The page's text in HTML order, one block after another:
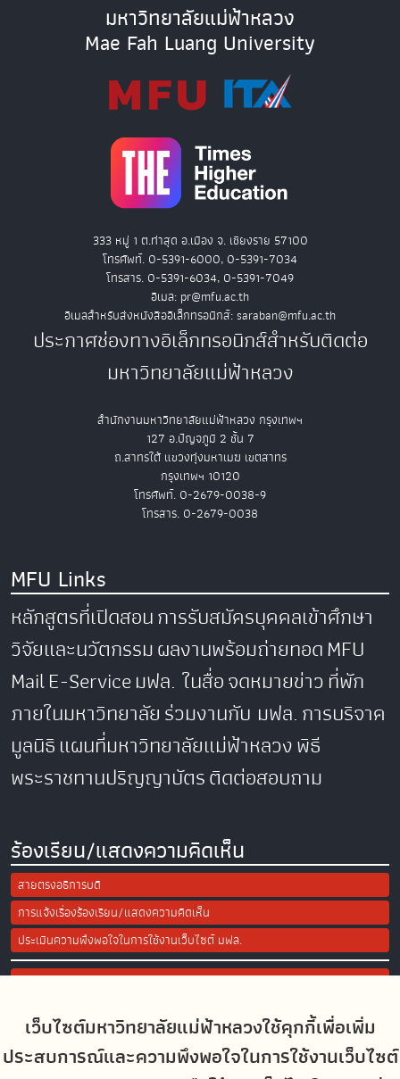
เว็บไซต์มหาวิทยาลัยแม่ฟ้าหลวงใช้คุกกี้เพื่อเพิ่ม
ประสบการณ์และความพึงพอใจในการใช้งานเว็บไซต์
มหาวิทยาลัยแม่ฟ้าหลวง
Mae Fah Luang University
333 หมู่ 1 ต.ท่าสุด อ.เมือง จ. เชียงราย 57100
โทรศัพท์. 0-5391-6000, 0-5391-7034
โทรสาร. 0-5391-6034, 0-5391-7049
อีเมล: pr@mfu.ac.th
อีเมลสำหรับส่งหนังสืออิเล็กทรอนิกส์: saraban@mfu.ac.th
ประกาศช่องทางอิเล็กทรอนิกส์สำหรับติดต่อ
มหาวิทยาลัยแม่ฟ้าหลวง
สำนักงานมหาวิทยาลัยแม่ฟ้าหลวง กรุงเทพฯ
127 อ.ปัญจภูมิ 2 ชั้น 7
ถ.สาทรใต้ แขวงทุ่งมหาเมฆ เขตสาทร
กรุงเทพฯ 10120
โทรศัพท์. 0-2679-0038-9
โทรสาร. 0-2679-0038
MFU Links
หลักสูตรที่เปิดสอนการรับสมัครบุคคลเข้าศึกษา
วิจัยและนวัตกรรมผลงานพร้อมถ่ายทอดMFU
MailE-Serviceมฟล. ในสื่อจดหมายข่าวที่พัก
ภายในมหาวิทยาลัยร่วมงานกับ มฟล.การบริจาค
มูลนิธิแผนที่มหาวิทยาลัยแม่ฟ้าหลวงพิธี
พระราชทานปริญญาบัตรติดต่อสอบถาม
ร้องเรียน/แสดงความคิดเห็น
สายตรงอธิการบดี
การแจ้งเรื่องร้องเรียน/แสดงความคิดเห็น
ประเมินความพึงพอใจในการใช้งานเว็บไซต์ มฟล.
Site Map
Social Media